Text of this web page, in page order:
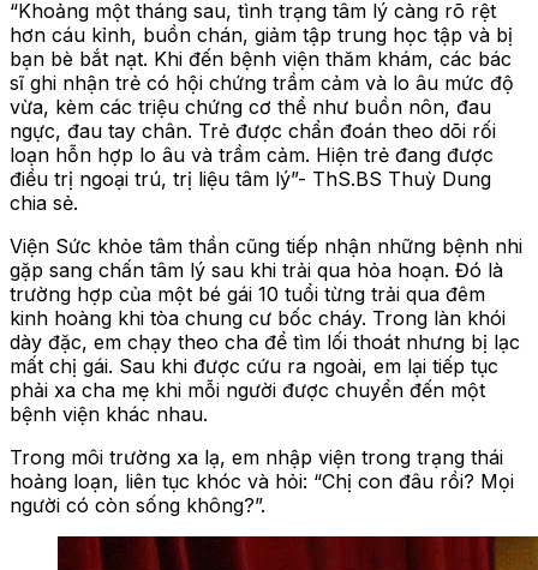
“Khoảng một tháng sau, tình trạng tâm lý càng rõ rệt
hơn cáu kỉnh, buồn chán, giảm tập trung học tập và bị
bạn bè bắt nạt. Khi đến bệnh viện thăm khám, các bác
sĩ ghi nhận trẻ có hội chứng trầm cảm và lo âu mức độ
vừa, kèm các triệu chứng cơ thể như buồn nôn, đau
ngực, đau tay chân. Trẻ được chẩn đoán theo dõi rối
loạn hỗn hợp lo âu và trầm cảm. Hiện trẻ đang được
điều trị ngoại trú, trị liệu tâm lý”- ThS.BS Thuỳ Dung
chia sẻ.
Viện Sức khỏe tâm thần cũng tiếp nhận những bệnh nhi
gặp sang chấn tâm lý sau khi trải qua hỏa hoạn. Đó là
trường hợp của một bé gái 10 tuổi từng trải qua đêm
kinh hoàng khi tòa chung cư bốc cháy. Trong làn khói
dày đặc, em chạy theo cha để tìm lối thoát nhưng bị lạc
mất chị gái. Sau khi được cứu ra ngoài, em lại tiếp tục
phải xa cha mẹ khi mỗi người được chuyển đến một
bệnh viện khác nhau.
Trong môi trường xa lạ, em nhập viện trong trạng thái
hoảng loạn, liên tục khóc và hỏi: “Chị con đâu rồi? Mọi
người có còn sống không?”.